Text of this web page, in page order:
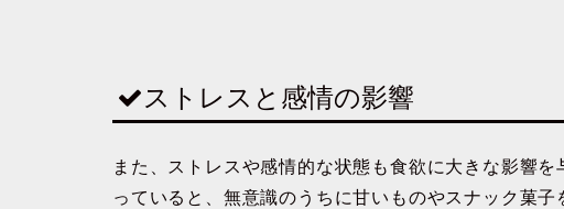
ストレスと感情の影響
また、 ストレスや感情的な状態 も食欲に大きな影響を
っていると、無意識のうちに甘いものやスナック菓